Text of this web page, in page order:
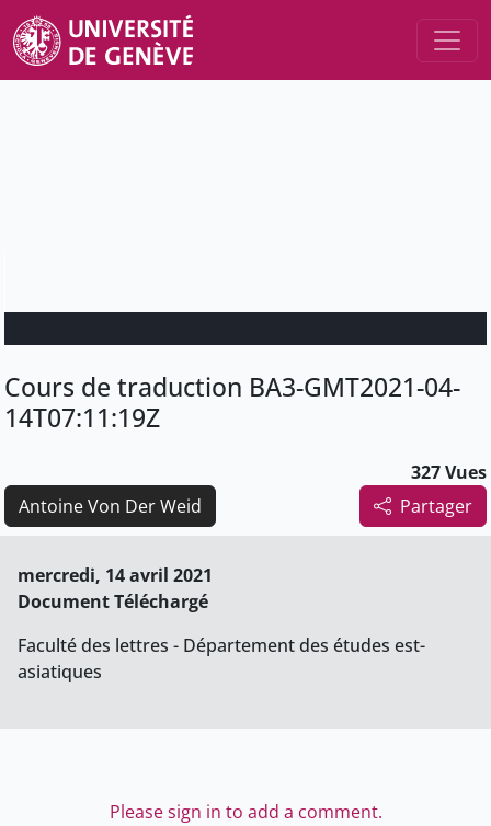
Cours de traduction BA3-GMT2021-04-
14T07:11:19Z
327 Vues
Partager
Antoine Von Der Weid
mercredi, 14 avril 2021
Document Téléchargé
Faculté des lettres - Département des études est-
asiatiques
Please sign in to add a comment.